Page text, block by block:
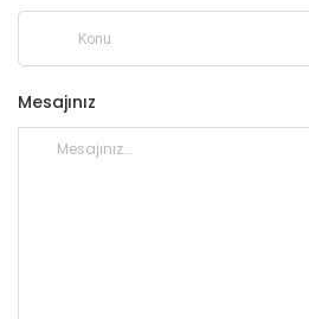
Mesajınız